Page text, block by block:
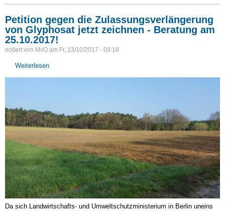
fallen
Deutschlands
Enthaltung
stärkt
Glyphosat-
eine
Stimme
geben
Petition gegen die Zulassungsverlängerung
von Glyphosat jetzt zeichnen - Beratung am
25.10.2017!
notiert von MvO am Fr, 13/10/2017 - 09:18
Weiterlesen
von
Glyphosat
jetzt
zeichnen
-
Beratung
am
25.10.2017!
Da sich Landwirtschafts- und Umweltschutzministerium in Berlin uneins